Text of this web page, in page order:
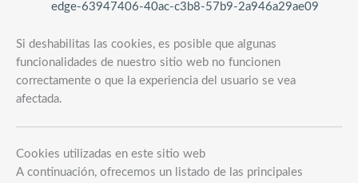
edge-63947406-40ac-c3b8-57b9-2a946a29ae09
Si deshabilitas las cookies, es posible que algunas
funcionalidades de nuestro sitio web no funcionen
correctamente o que la experiencia del usuario se vea
afectada.
Cookies utilizadas en este sitio web
A continuación, ofrecemos un listado de las principales